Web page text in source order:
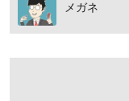
メガネ